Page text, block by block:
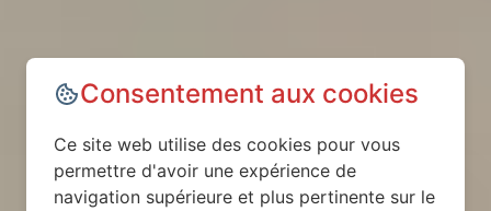
Consentement aux cookies
Ce site web utilise des cookies pour vous
permettre d'avoir une expérience de
navigation supérieure et plus pertinente sur le